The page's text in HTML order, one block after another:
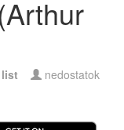
nedostatok